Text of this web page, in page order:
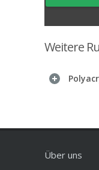
Weitere
Über uns